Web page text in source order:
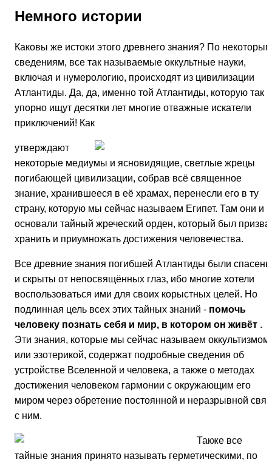
Немного истории
Каковы же истоки этого древнего знания? По некоторым
сведениям, все так называемые оккультные науки,
включая и нумерологию, происходят из цивилизации
Атлантиды. Да, да, именно той Атлантиды, которую так
упорно ищут десятки лет многие отважные искатели
приключений! Как
утверждают
некоторые медиумы и ясновидящие, светлые жрецы
погибающей цивилизации, собрав всё священное
знание, хранившееся в её храмах, перенесли его в ту
страну, которую мы сейчас называем Египет. Там они и
основали тайный жреческий орден, который был
хранить и приумножать достижения человечества.
Все древние знания погибшей Атлантиды были спасены
и скрыты от непосвящённых глаз, ибо многие хотели
воспользоваться ими для своих корыстных целей. Но
подлинная цель всех этих тайных знаний - помочь
человеку познать себя и мир, в котором он живёт .
Эти знания, которые мы сейчас называем оккультизмом
или эзотерикой, содержат подробные сведения об
устройстве Вселенной и человека, а также о методах
достижения человеком гармонии с окружающим его
миром через обретение постоянной и неразрывной
с ним.
Также все
тайные знания принято называть герметическими, по